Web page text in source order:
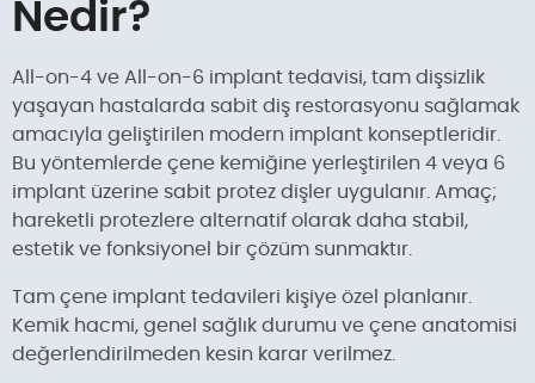
Nedir?
All-on-4 ve All-on-6 implant tedavisi, tam dişsizlik
yaşayan hastalarda sabit diş restorasyonu sağlamak
amacıyla geliştirilen modern implant konseptleridir.
Bu yöntemlerde çene kemiğine yerleştirilen 4 veya 6
implant üzerine sabit protez dişler uygulanır. Amaç;
hareketli protezlere alternatif olarak daha stabil,
estetik ve fonksiyonel bir çözüm sunmaktır.
Tam çene implant tedavileri kişiye özel planlanır.
Kemik hacmi, genel sağlık durumu ve çene anatomisi
değerlendirilmeden kesin karar verilmez.